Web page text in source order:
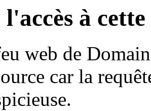
l'accès à
web de
car la